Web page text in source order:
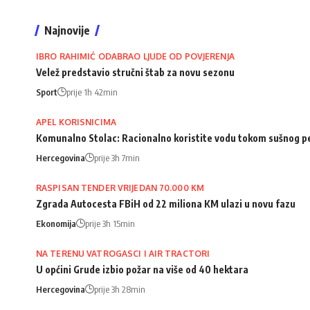
Najnovije
IBRO RAHIMIĆ ODABRAO LJUDE OD POVJERENJA
Velež predstavio stručni štab za novu sezonu
Sport prije 1h 42min
APEL KORISNICIMA
Komunalno Stolac: Racionalno koristite vodu tokom sušnog
Hercegovina prije 3h 7min
RASPISAN TENDER VRIJEDAN 70.000 KM
Zgrada Autocesta FBiH od 22 miliona KM ulazi u novu fazu
Ekonomija prije 3h 15min
NA TERENU VATROGASCI I AIR TRACTORI
U općini Grude izbio požar na više od 40 hektara
Hercegovina prije 3h 28min